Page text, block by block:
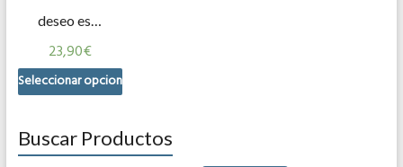
deseo es…
23,90€
Seleccionar opciones
Buscar Productos